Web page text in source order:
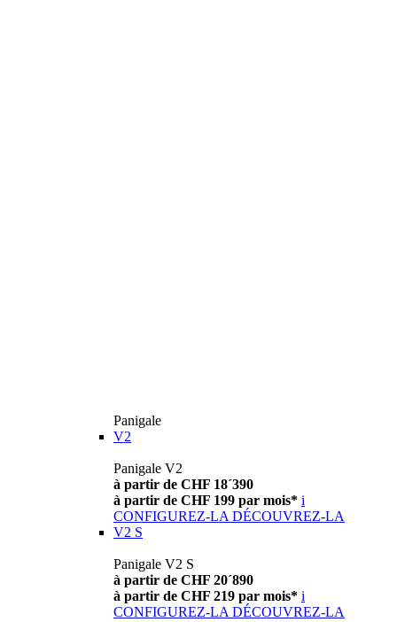
Panigale
V2
Panigale V2
à partir de CHF 18´390
à partir de CHF 199 par mois* i
CONFIGUREZ-LA DÉCOUVREZ-LA
V2 S
Panigale V2 S
à partir de CHF 20´890
à partir de CHF 219 par mois* i
CONFIGUREZ-LA DÉCOUVREZ-LA